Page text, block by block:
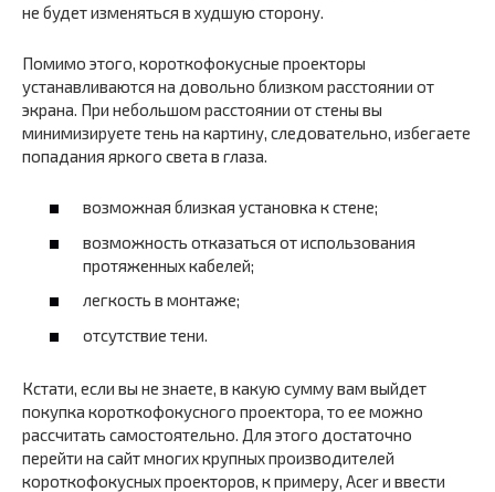
не будет изменяться в худшую сторону.
Помимо этого, короткофокусные проекторы
устанавливаются на довольно близком расстоянии от
экрана. При небольшом расстоянии от стены вы
минимизируете тень на картину, следовательно, избегаете
попадания яркого света в глаза.
возможная близкая установка к стене;
возможность отказаться от использования
протяженных кабелей;
легкость в монтаже;
отсутствие тени.
Кстати, если вы не знаете, в какую сумму вам выйдет
покупка короткофокусного проектора, то ее можно
рассчитать самостоятельно. Для этого достаточно
перейти на сайт многих крупных производителей
короткофокусных проекторов, к примеру, Acer и ввести